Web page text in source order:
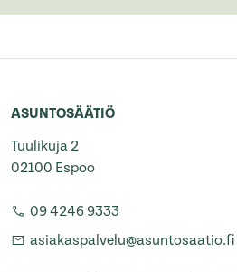
ASUNTOSÄÄTIÖ
Tuulikuja 2
02100 Espoo
09 4246 9333
asiakaspalvelu@asuntosaatio.fi